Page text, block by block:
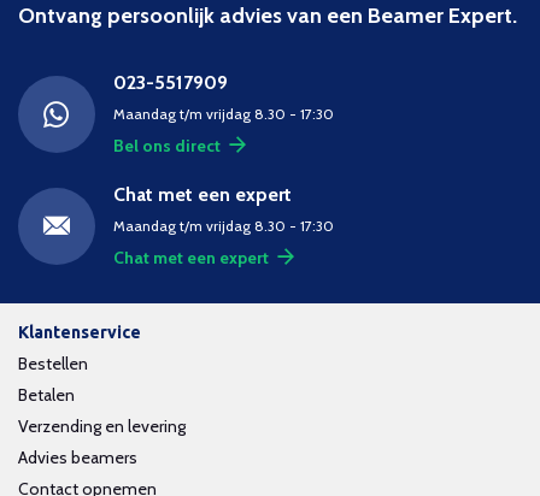
Ontvang persoonlijk advies van een Beamer Expert.
023-5517909
Maandag t/m vrijdag 8.30 - 17:30
Bel ons direct
Chat met een expert
Maandag t/m vrijdag 8.30 - 17:30
Chat met een expert
Klantenservice
Bestellen
Betalen
Verzending en levering
Advies beamers
Contact opnemen